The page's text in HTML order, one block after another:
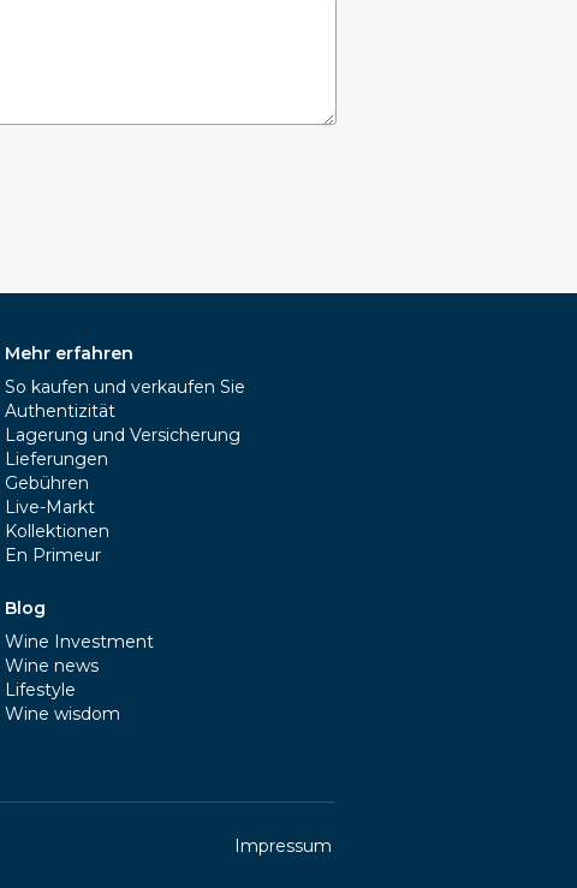
Mehr erfahren
So kaufen und verkaufen Sie
Authentizität
Lagerung und Versicherung
Lieferungen
Gebühren
Live-Markt
Kollektionen
En Primeur
Blog
Wine Investment
Wine news
Lifestyle
Wine wisdom
Impressum